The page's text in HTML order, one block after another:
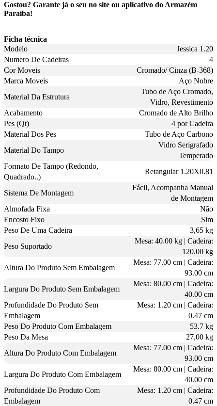
Gostou? Garante já o seu no site ou aplicativo do Armazém
Paraíba!
Ficha técnica
Modelo
Jessica 1.20
Numero De Cadeiras
4
Cor Moveis
Cromado/ Cinza (B-368)
Marca Moveis
Aço Nobre
Material Da Estrutura
Tubo de Aço Cromado,
Vidro, Revestimento
Acabamento
Cromado de Alto Brilho
Pes (Qt)
4 por Cadeira
Material Dos Pes
Tubo de Aço Carbono
Material Do Tampo
Vidro Serigrafado
Temperado
Formato De Tampo (Redondo,
Quadrado..)
Retangular 1.20X0.81
Sistema De Montagem
Fácil, Acompanha Manual
de Montagem
Almofada Fixa
Não
Encosto Fixo
Sim
Peso De Uma Cadeira
3,65 kg
Peso Suportado
Mesa: 40.00 kg | Cadeira:
120.00 kg
Altura Do Produto Sem Embalagem
Mesa: 77.00 cm | Cadeira:
93.00 cm
Largura Do Produto Sem Embalagem
Mesa: 80.00 cm | Cadeira:
40.00 cm
Profundidade Do Produto Sem
Embalagem
Mesa: 1.20 cm | Cadeira:
0.47 cm
Peso Do Produto Com Embalagem
53.7 kg
Peso Da Mesa
27,00 kg
Altura Do Produto Com Embalagem
Mesa: 77.00 cm | Cadeira:
93.00 cm
Largura Do Produto Com Embalagem
Mesa: 80.00 cm | Cadeira:
40.00 cm
Profundidade Do Produto Com
Embalagem
Mesa: 1.20 cm | Cadeira:
0.47 cm